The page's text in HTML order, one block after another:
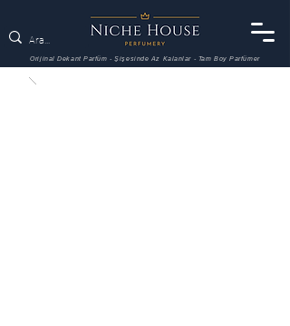
Orijinal Dekant Parfüm - Şişesinde Az Kalanlar - Tam Boy Parfümer